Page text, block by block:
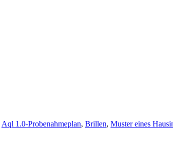
Aql 1.0-Probenahmeplan, Brillen, Muster eines